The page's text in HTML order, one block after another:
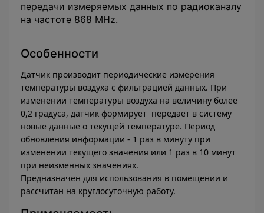
передачи измеряемых данных по радиоканалу
на частоте 868 MHz.
Особенности
Датчик производит периодические измерения
температуры воздуха с фильтрацией данных. При
изменении температуры воздуха на величину более
0,2 градуса, датчик формирует передает в систему
новые данные о текущей температуре. Период
обновления информации - 1 раз в минуту при
изменении текущего значения или 1 раз в 10 минут
при неизменных значениях.
Предназначен для использования в помещении и
рассчитан на круглосуточную работу.